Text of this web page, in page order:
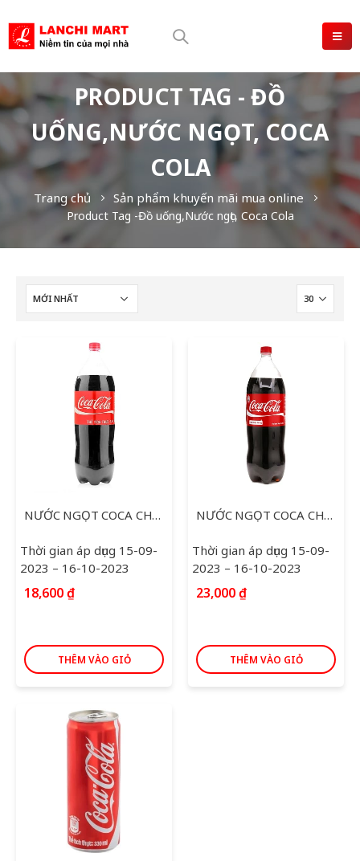
PRODUCT TAG - ĐỒ
UỐNG,NƯỚC NGỌT, COCA
COLA
Trang chủ Sản phẩm khuyến mãi mua online
Product Tag -Đồ uống,Nước ngọt, Coca Cola
NƯỚC NGỌT COCA CHAI 1.5L
Thời gian áp dụng 15-09-
2023 – 16-10-2023
18,600₫
THÊM VÀO GIỎ
NƯỚC NGỌT COCA CHAI 2.25L
Thời gian áp dụng 15-09-
2023 – 16-10-2023
23,000₫
THÊM VÀO GIỎ